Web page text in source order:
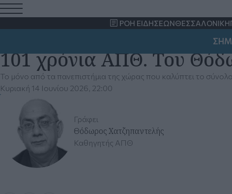
ΡΟΗ ΕΙΔΗΣΕΩΝΘΕΣΣΑΛΟΝΙΚΗ
101 χρόνια ΑΠΘ. Του
Το μόνο από τα πανεπιστήμια της χώρας που καλύπτει το
Κυριακή 14 Ιουνίου 2026, 22:00
Γράφει
Θόδωρος Χατζηπαντελής
Καθηγητής ΑΠΘ